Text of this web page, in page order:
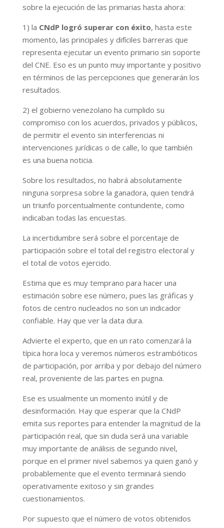
sobre la ejecución de las primarias hasta ahora:
1) la CNdP logró superar con éxito, hasta este
momento, las principales y difíciles barreras que
representa ejecutar un evento primario sin soporte
del CNE. Eso es un punto muy importante y positivo
en términos de las percepciones que generarán los
resultados.
2) el gobierno venezolano ha cumplido su
compromiso con los acuerdos, privados y públicos,
de permitir el evento sin interferencias ni
intervenciones jurídicas o de calle, lo que también
es una buena noticia.
Sobre los resultados, no habrá absolutamente
ninguna sorpresa sobre la ganadora, quien tendrá
un triunfo porcentualmente contundente, como
indicaban todas las encuestas.
La incertidumbre será sobre el porcentaje de
participación sobre el total del registro electoral y
el total de votos ejercido.
Estima que es muy temprano para hacer una
estimación sobre ese número, pues las gráficas y
fotos de centro nucleados no son un indicador
confiable. Hay que ver la data dura.
Advierte el experto, que en un rato comenzará la
típica hora loca y veremos números estrambóticos
de participación, por arriba y por debajo del número
real, proveniente de las partes en pugna.
Ese es usualmente un momento inútil y de
desinformación. Hay que esperar que la CNdP
emita sus reportes para entender la magnitud de la
participación real, que sin duda será una variable
muy importante de análisis de segundo nivel,
porque en el primer nivel sabemos ya quien ganó y
probablemente que el evento terminará siendo
operativamente exitoso y sin grandes
cuestionamientos.
Por supuesto que el número de votos obtenidos